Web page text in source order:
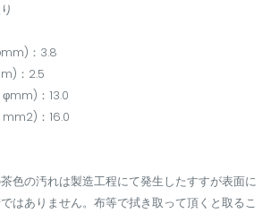
：3.8
：2.5
：13.0
：16.0
色の汚れは製造工程にて発生したすすが表面に
はありません。布等で拭き取って頂くと取るこ